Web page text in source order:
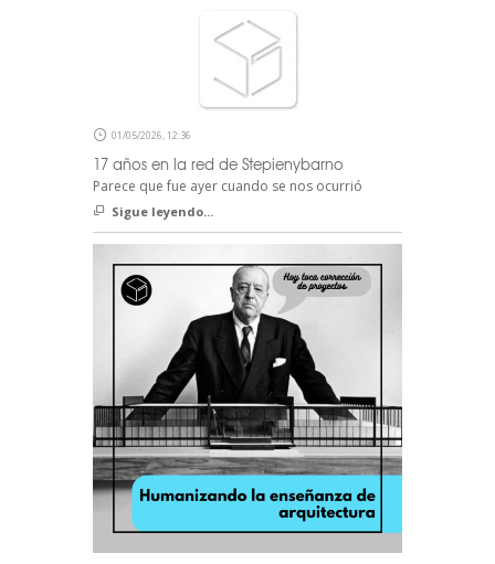
01/05/2026, 12:36
17 años en la red de Stepienybarno
Parece que fue ayer cuando se nos ocurrió
Sigue leyendo...